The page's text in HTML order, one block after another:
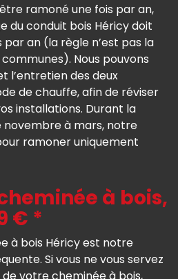
ramoné une fois par an,
du conduit bois Héricy doit
an (la règle n’est pas la
Nous pouvons
l’entretien des deux
de chauffe, afin de réviser
installations. Durant la
novembre à mars, notre
ramoner uniquement
à bois,
€ *
à bois Héricy est notre
Si vous ne vous servez